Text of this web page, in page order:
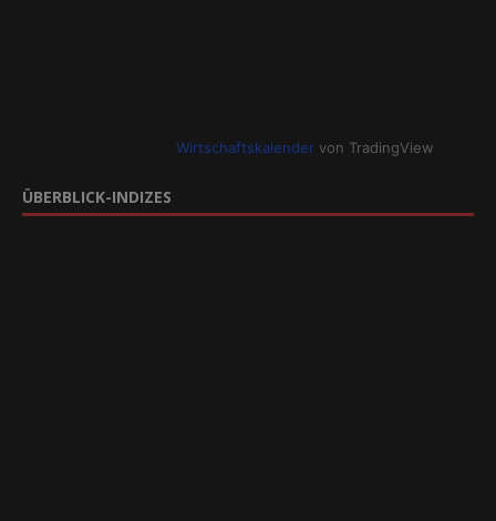
Wirtschaftskalendervon TradingView
ÜBERBLICK-INDIZES